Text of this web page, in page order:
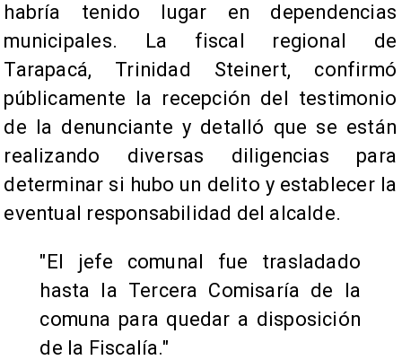
habría tenido lugar en dependencias
municipales. La fiscal regional de
Tarapacá, Trinidad Steinert, confirmó
públicamente la recepción del testimonio
de la denunciante y detalló que se están
realizando diversas diligencias para
determinar si hubo un delito y establecer la
eventual responsabilidad del alcalde.
"El jefe comunal fue trasladado
hasta la Tercera Comisaría de la
comuna para quedar a disposición
de la Fiscalía."